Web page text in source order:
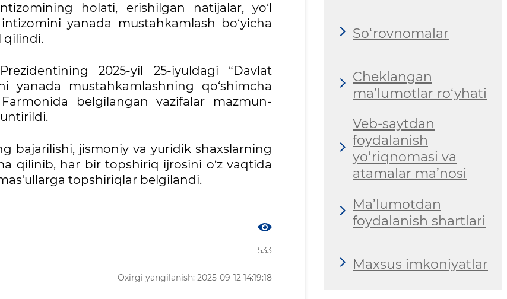
holati, erishilgan natijalar, yo‘l
yanada mustahkamlash bo‘yicha
qilindi.
2025-yil 25-iyuldagi “Davlat
mustahkamlashning qo‘shimcha
Farmonida belgilangan vazifalar mazmun-
bajarilishi, jismoniy va yuridik shaxslarning
qilinib, har bir topshiriq ijrosini o‘z vaqtida
topshiriqlar belgilandi.
533
Oxirgi yangilanish: 2025-09-12 14:19:18
So‘rovnomalar
Cheklangan
ma’lumotlar ro‘yhati
Veb-saytdan
foydalanish
yo‘riqnomasi va
atamalar ma’nosi
Ma’lumotdan
foydalanish shartlari
Maxsus imkoniyatlar